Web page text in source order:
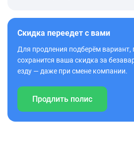
Скидка переедет с вами
Для продления подберём вариант,
сохранится ваша скидка за
езду — даже при смене компании.
Продлить полис